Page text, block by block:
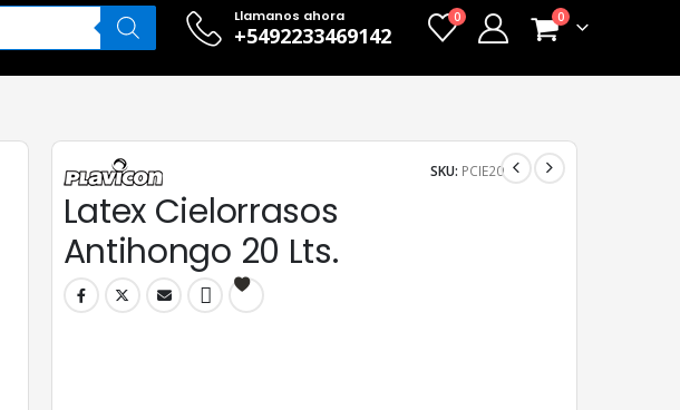
Llamanos ahora
+5492233469142
0 0
Latex Cielorrasos
Antihongo 20 Lts.
SKU: PCIE20